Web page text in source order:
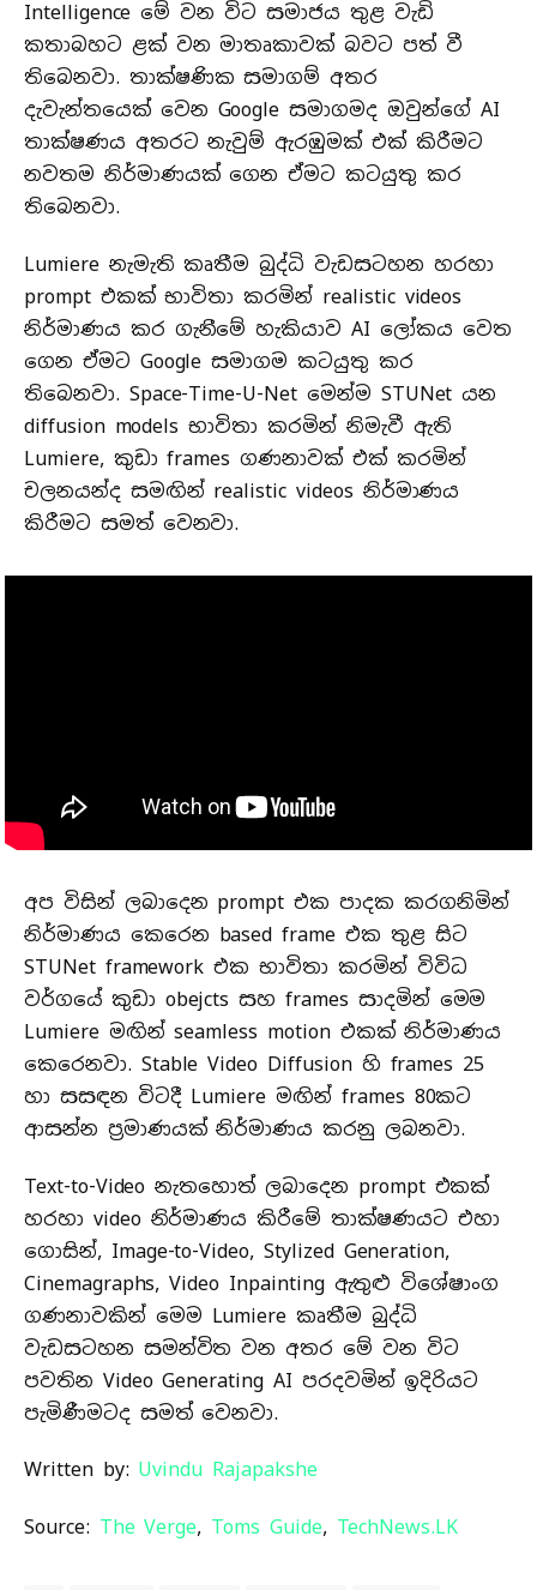
Intelligence මේ වන විට සමාජය තුළ වැඩි
කතාබහට ළක් වන මාතෘකාවක් බවට පත් වී
තිබෙනවා. තාක්ෂණික සමාගම් අතර
දැවැන්තයෙක් වෙන Google සමාගමද ඔවුන්ගේ AI
තාක්ෂණය අතරට නැවුම් ඇරඹුමක් එක් කිරීමට
නවතම නිර්මාණය​ක් ගෙන ඒමට කටයුතු කර
තිබෙනවා.
Lumiere නැමැති කෘතීම බුද්ධි වැඩසටහන හරහා
prompt එකක් භාවිතා කරමින් realistic videos
නිර්මාණය කර ගැනීමේ හැකියාව AI ලෝකය වෙත
ගෙන ඒමට Google සමාග​ම කටයුතු කර
තිබෙනවා. Space-Time-U-Net මෙන්​ම STUNet යන
diffusion models භාවිතා කරමින් නිමැවී ඇති
Lumiere, කුඩා frames ගණනාවක් එක් කරමින්
චලනයන්ද සමඟින් realistic videos නිර්මාණය
කිරීමට සමත් වෙනවා.
අප විසින් ලබාදෙන prompt එක පාදක කරගනිමින්
නිර්මාණය කෙරෙන based frame එක තු​ළ සිට
STUNet framework එක භාවිතා කරමි​න් විවිධ
වර්ගයේ කුඩා obejcts සහ frames සාදමි​න් මෙම
Lumiere මඟින් seamless motion එකක් නිර්මාණය
කෙරෙනවා. Stable Video Diffusion හි frames 25
හා සසඳන විටදී Lumiere මඟින් frames 80කට
ආසන්න ප්‍රමාණයක් නිර්මාණය කරනු ලබනවා.
Text-to-Video නැතහොත් ලබාදෙන prompt එකක්
හරහා video ​නිර්මාණය කිරීමේ තාක්ෂණයට එහා
ගොසින්, Image-to-Video, Stylized Generation,
Cinemagraphs, Video Inpainting ඇතුළු විශේෂාංග
ගණනාවකින් මෙම Lumiere කෘතීම බුද්ධි
වැඩසටහන සමන්විත වන අතර මේ වන විට
පවතින Video Generating AI පරදවමින් ඉදිරියට
පැමිණීමටද සමත් වෙනවා.
Written by: Uvindu Rajapakshe
Source: The Verge, Toms Guide, TechNews.LK